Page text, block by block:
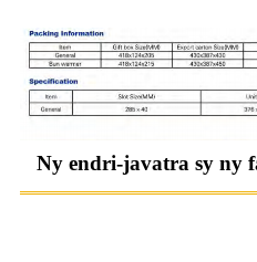
Ny endri-javatra sy ny